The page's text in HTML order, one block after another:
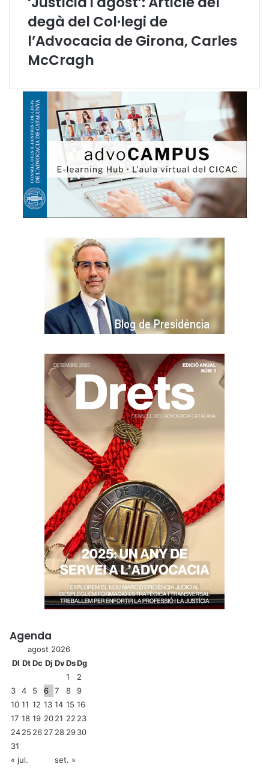
l
’
A
d
a
c
i
a
C
a
t
a
l
a
n
degà del Col·legi de
l’Advocacia de Girona, Carles
McCragh
Agenda
agost 2026
Dl DtDc Dj DvDsDg
1
2
3
4 5 6 7 8
9
10 11 12 13 14 15 16
17 18 19 2021 22 23
2425 26 27 28 2930
31
« jul.
set. »